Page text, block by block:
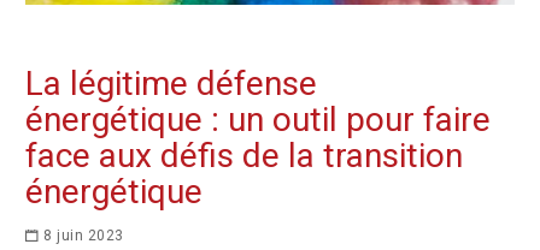
La légitime défense
énergétique : un outil pour faire
face aux défis de la transition
énergétique
8 juin 2023